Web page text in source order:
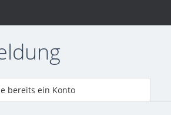
bereits ein Konto